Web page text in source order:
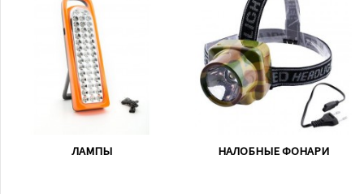
ЛАМПЫ НАЛОБНЫЕ ФОНАРИ